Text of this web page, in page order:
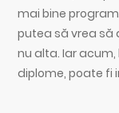
mai bine
putea să vrea
nu alta. Iar
diplome, poate fi